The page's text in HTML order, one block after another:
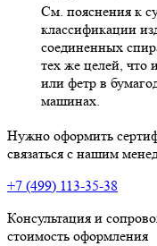
См. пояснения к
классификации
соединенных
тех же целей, что
или фетр в
машинах.
Нужно оформить
связаться с нашим
+7 (499) 113-35-38
Консультация и
стоимость оформления